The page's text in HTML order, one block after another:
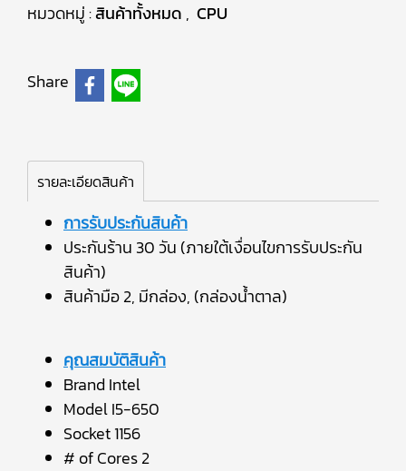
หมวดหมู่ :สินค้าทั้งหมด , CPU
Share
รายละเอียดสินค้า
การรับประกันสินค้า
ประกันร้าน 30 วัน (ภายใต้เงื่อนไขการรับประกัน
สินค้า)
สินค้ามือ 2, มีกล่อง, (กล่องน้ำตาล)
คุณสมบัติสินค้า
Brand Intel
Model I5-650
Socket 1156
# of Cores 2